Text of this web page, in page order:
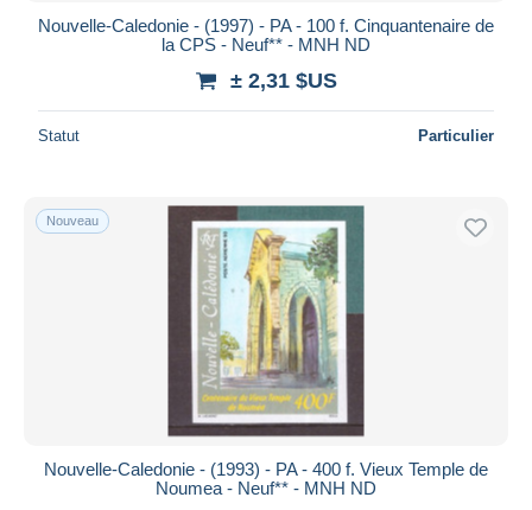
depuis
jours
Prix
Uniquement en réduction
Livraison gratuite
Méthodes de paiement
Virement bancaire
Mastercard
iDeal
Nouvelle-Caledonie - (1997) - PA - 100 f. Cinquantenaire de
la CPS - Neuf** - MNH ND
± 2,31 $US
Statut Particulier
Nouveau
Nouvelle-Caledonie - (1993) - PA - 400 f. Vieux Temple de
Noumea - Neuf** - MNH ND